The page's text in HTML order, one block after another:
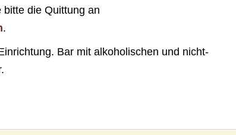
die Quittung an
.
Bar mit alkoholischen und nicht-